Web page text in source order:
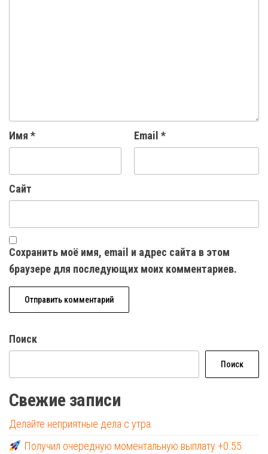
Имя * Email *
Сайт
Сохранить моё имя, email и адрес сайта в этом
браузере для последующих моих комментариев.
Поиск
Поиск
Свежие записи
Делайте неприятные дела с утра.
Получил очередную моментальную выплату +0.55